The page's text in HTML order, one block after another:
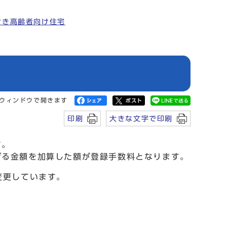
高齢者向け住宅
ィンドウで開きます
印刷 大きな文字で印刷
額を加算した額が登録手数料となります。
しています。